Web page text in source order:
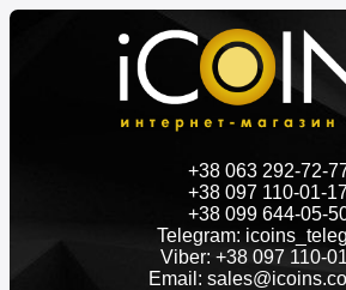
+38 063 292-72-
+38 097 110-01-
+38 099 644-05-
Telegram:
Viber: +38 097 110-
Email: